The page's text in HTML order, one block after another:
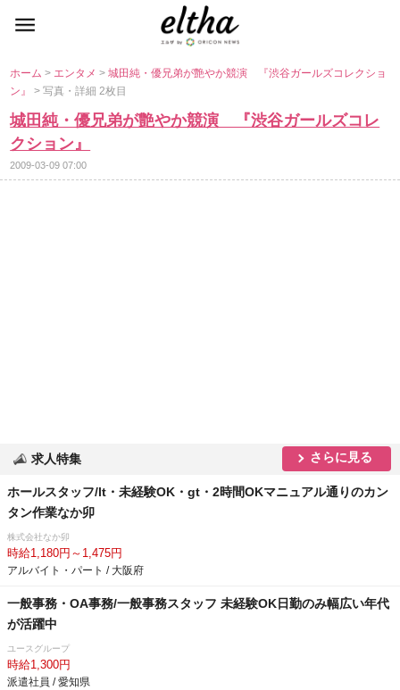
ホーム> エンタメ>城田純・優兄弟が艶やか競演 『渋谷ガールズコレクショ
ン』> 写真・詳細 2枚目
城田純・優兄弟が艶やか競演 『渋谷ガールズコレ
クション』
2009-03-09 07:00
求人特集 さらに見る
ホールスタッフ/lt・未経験OK・gt・2時間OKマニュアル通りのカン
タン作業なか卯
株式会社なか卯
時給1,180円～1,475円
アルバイト・パート / 大阪府
一般事務・OA事務/一般事務スタッフ 未経験OK日勤のみ幅広い年代
が活躍中
ユースグループ
時給1,300円
派遣社員 / 愛知県